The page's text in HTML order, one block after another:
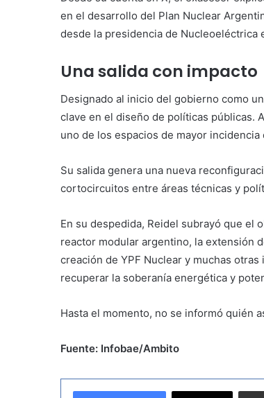
en el desarrollo del Plan Nuclear
desde la presidencia de Nucleoeléctrica
Una salida con impacto
Designado al inicio del gobierno como
clave en el diseño de políticas públicas.
uno de los espacios de mayor
Su salida genera una nueva
cortocircuitos entre áreas técnicas y
En su despedida, Reidel subrayó que el
reactor modular argentino, la extensión
creación de YPF Nuclear y muchas
recuperar la soberanía energética y
Hasta el momento, no se informó quién
Fuente: Infobae/Ambito